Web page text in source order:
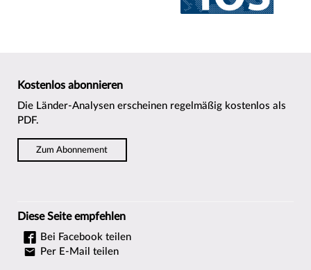
Kostenlos abonnieren
Die Länder-Analysen erscheinen regelmäßig kostenlos als
PDF.
Zum Abonnement
Diese Seite empfehlen
Bei Facebook teilen
Per E-Mail teilen